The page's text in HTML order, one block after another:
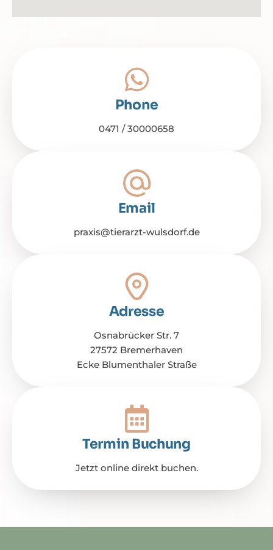
Phone
0471 / 30000658
Email
praxis@tierarzt-wulsdorf.de
Adresse
Osnabrücker Str. 7
27572 Bremerhaven
Ecke Blumenthaler Straße
Termin Buchung
Jetzt online direkt buchen.